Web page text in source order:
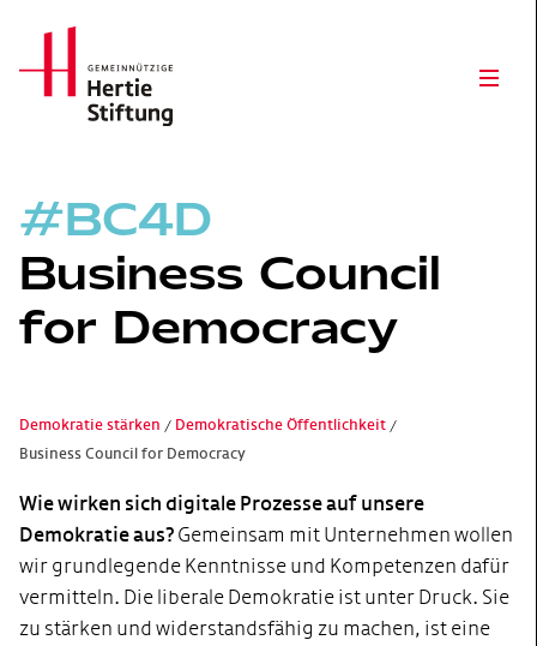
Hertie Stiftung Logo
#BC4D
Business Council
for Democracy
Demokratie stärken
Demokratische Öffentlichkeit
Business Council for Democracy
Wie wirken sich digitale Prozesse auf unsere
Demokratie aus? Gemeinsam mit Unternehmen wollen
wir grundlegende Kenntnisse und Kompetenzen dafür
vermitteln. Die liberale Demokratie ist unter Druck. Sie
zu stärken und widerstandsfähig zu machen, ist eine